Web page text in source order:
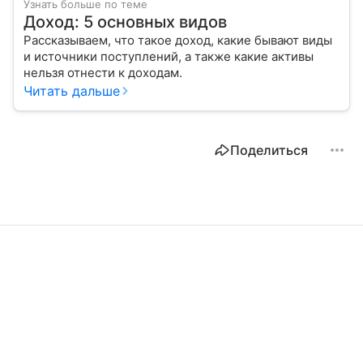
Узнать больше по теме
Доход: 5 основных видов
Рассказываем, что такое доход, какие бывают виды
и источники поступлений, а также какие активы
нельзя отнести к доходам.
Читать дальше
Поделиться